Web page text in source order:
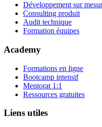
Développement sur
Consulting produit
Audit technique
Formation équipes
Academy
Formations en ligne
Bootcamp intensif
Mentorat 1:1
Ressources gratuites
Liens utiles